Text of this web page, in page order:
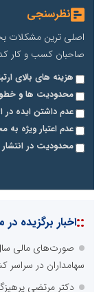
نظرسنجی
اصلی ترین مشکلات
صاحبان کسب و کار
هزینه های بالای
محدودیت ها و
عدم داشتن ایده در
عدم اعتبار ویژه به
محدودیت در
::اخبار برگزیده
سهامداران در سراسر
دکتر مرتضی